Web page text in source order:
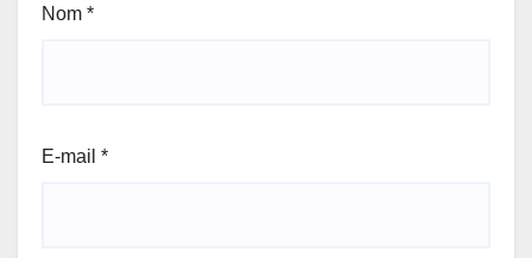
Nom *
E-mail *